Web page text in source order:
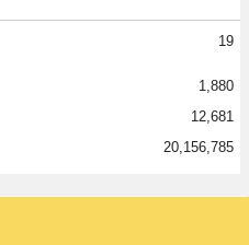
19
1,880
12,681
20,156,785